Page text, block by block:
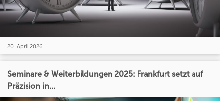
20. April 2026
Seminare & Weiterbildungen 2025: Frankfurt setzt auf
Präzision in...